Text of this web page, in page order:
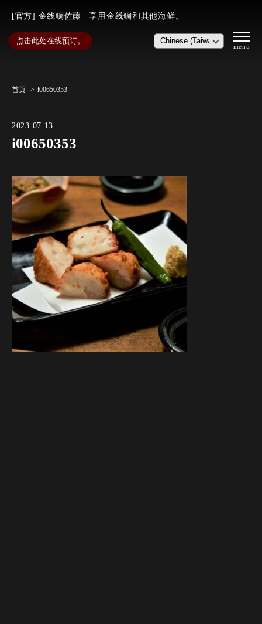
[官方] 金线鲷佐藤 | 享用金线鲷和其他海鲜。
点击此处在线预订。
首页 i00650353
2023.07.13
i00650353